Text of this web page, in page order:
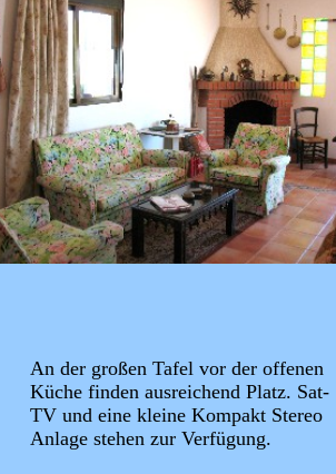
An der großen Tafel vor der offenen
Küche finden ausreichend Platz. Sat-
TV und eine kleine Kompakt Stereo
Anlage stehen zur Verfügung.